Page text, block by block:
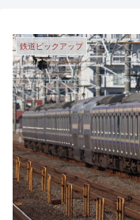
鉄道ピックアップ